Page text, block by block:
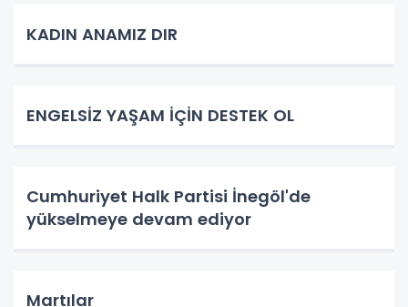
KADIN ANAMIZ DIR
ENGELSİZ YAŞAM İÇİN DESTEK OL
Cumhuriyet Halk Partisi İnegöl'de
yükselmeye devam ediyor
Martılar